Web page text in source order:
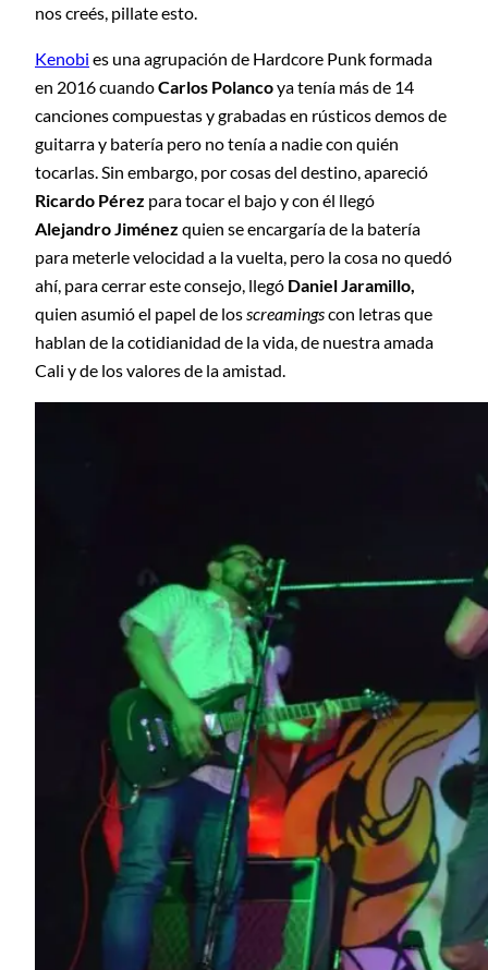
nos creés, pillate esto.
Kenobi es una agrupación de Hardcore Punk formada
en 2016 cuandoCarlos Polancoya tenía más de 14
canciones compuestas y grabadas en rústicos demos de
guitarra y batería pero no tenía a nadie con quién
tocarlas. Sin embargo, por cosas del destino, apareció
Ricardo Pérez para tocar el bajo y con él llegó
Alejandro Jiménez quien se encargaría de la batería
para meterle velocidad a la vuelta, pero la cosa no quedó
ahí, para cerrar este consejo, llegó Daniel Jaramillo,
quien asumió el papel de losscreamingscon letras que
hablan de la cotidianidad de la vida, de nuestra amada
Cali y de los valores de la amistad.